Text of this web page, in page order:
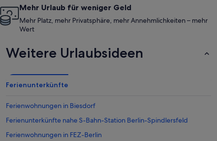
Mehr Urlaub für weniger Geld
Mehr Platz, mehr Privatsphäre, mehr Annehmlichkeiten – mehr
Wert
Weitere Urlaubsideen
Ferienunterkünfte
Ferienwohnungen in Biesdorf
Ferienunterkünfte nahe S-Bahn-Station Berlin-Spindlersfeld
Ferienwohnungen in FEZ-Berlin